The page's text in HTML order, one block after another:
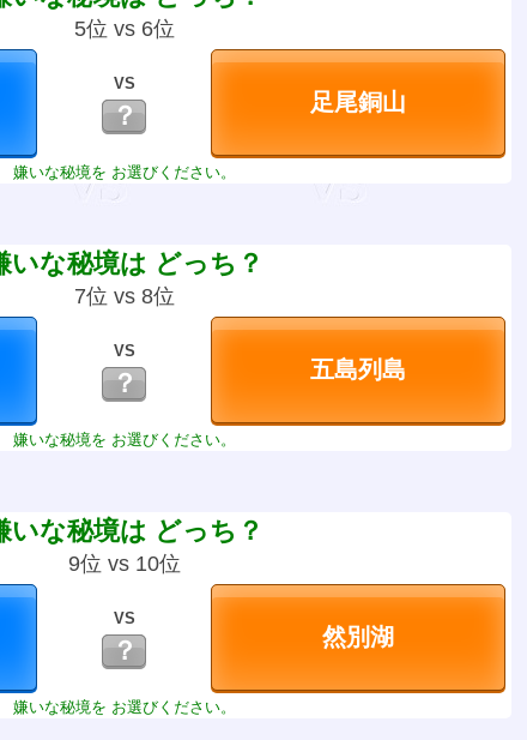
5位 vs 6位
VS
？
嫌いな秘境を お選びください。
いな秘境は どっち？
7位 vs 8位
VS
？
嫌いな秘境を お選びください。
いな秘境は どっち？
9位 vs 10位
VS
？
嫌いな秘境を お選びください。